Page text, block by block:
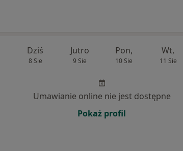
Dziś
8 Sie
Jutro
9 Sie
Pon,
10 Sie
Wt,
11 Sie
Umawianie online nie jest dostępne
Pokaż profil